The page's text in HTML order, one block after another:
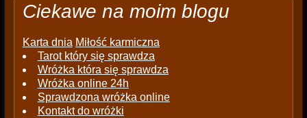
Ciekawe na moim blogu
Karta dnia Miłość karmiczna
Tarot który się sprawdza
Wróżka która się sprawdza
Wróżka online 24h
Sprawdzona wróżka online
Kontakt do wróżki